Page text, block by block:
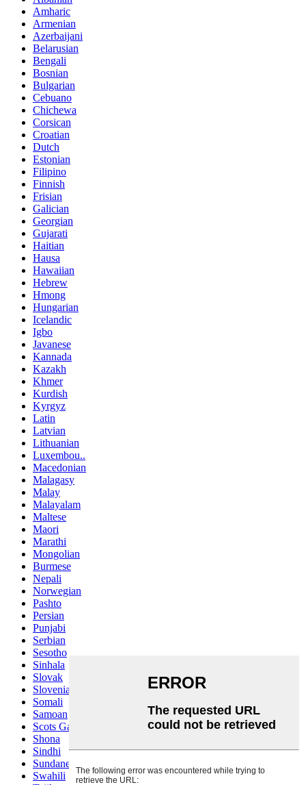
Amharic
Armenian
Azerbaijani
Belarusian
Bengali
Bosnian
Bulgarian
Cebuano
Chichewa
Corsican
Croatian
Dutch
Estonian
Filipino
Finnish
Frisian
Galician
Georgian
Gujarati
Haitian
Hausa
Hawaiian
Hebrew
Hmong
Hungarian
Icelandic
Igbo
Javanese
Kannada
Kazakh
Khmer
Kurdish
Kyrgyz
Latin
Latvian
Lithuanian
Luxembou..
Macedonian
Malagasy
Malay
Malayalam
Maltese
Maori
Marathi
Mongolian
Burmese
Nepali
Norwegian
Pashto
Persian
Punjabi
Serbian
Sesotho
Sinhala
Slovak
Slovenian
Somali
Samoan
Scots Gaelic
Shona
Sindhi
Sundanese
Swahili